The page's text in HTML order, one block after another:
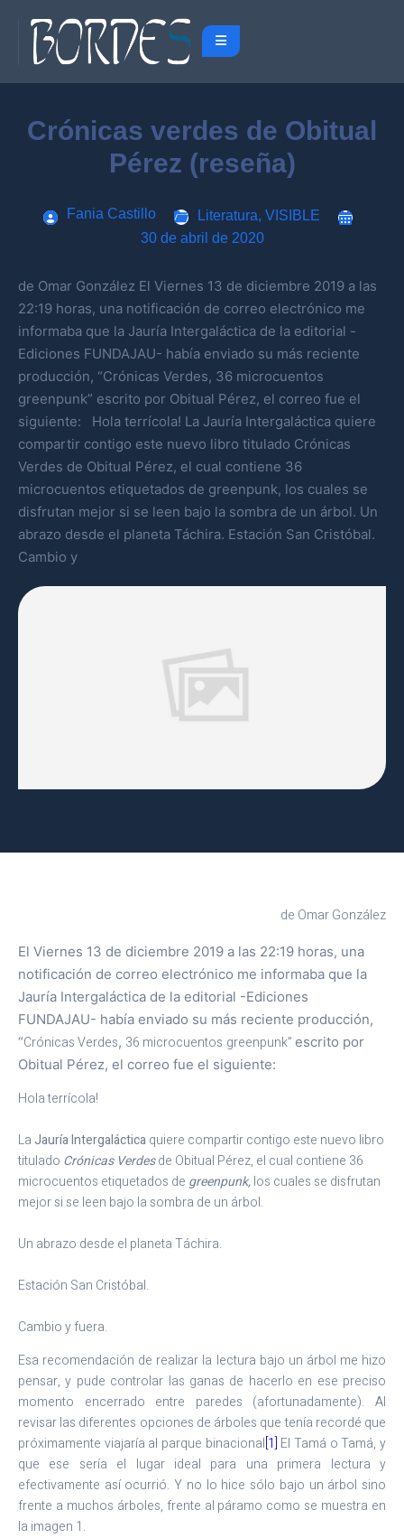
Crónicas verdes de Obitual
Pérez (reseña)
Fania Castillo Literatura, VISIBLE
30 de abril de 2020
de Omar González El Viernes 13 de diciembre 2019 a las
22:19 horas, una notificación de correo electrónico me
informaba que la Jauría Intergaláctica de la editorial -
Ediciones FUNDAJAU- había enviado su más reciente
producción, “Crónicas Verdes, 36 microcuentos
greenpunk” escrito por Obitual Pérez, el correo fue el
siguiente: Hola terrícola! La Jauría Intergaláctica quiere
compartir contigo este nuevo libro titulado Crónicas
Verdes de Obitual Pérez, el cual contiene 36
microcuentos etiquetados de greenpunk, los cuales se
disfrutan mejor si se leen bajo la sombra de un árbol. Un
abrazo desde el planeta Táchira. Estación San Cristóbal.
Cambio y
de Omar González
El Viernes 13 de diciembre 2019 a las 22:19 horas, una
notificación de correo electrónico me informaba que la
Jauría Intergaláctica de la editorial -Ediciones
FUNDAJAU- había enviado su más reciente producción,
“Crónicas Verdes, 36 microcuentos greenpunk” escrito por
Obitual Pérez, el correo fue el siguiente:
Hola terrícola!
La Jauría Intergaláctica quiere compartir contigo este nuevo libro
titulado Crónicas Verdes de Obitual Pérez, el cual contiene 36
microcuentos etiquetados de greenpunk, los cuales se disfrutan
mejor si se leen bajo la sombra de un árbol.
Un abrazo desde el planeta Táchira.
Estación San Cristóbal.
Cambio y fuera.
Esa recomendación de realizar la lectura bajo un árbol me hizo
pensar, y pude controlar las ganas de hacerlo en ese preciso
momento encerrado entre paredes (afortunadamente). Al
revisar las diferentes opciones de árboles que tenía recordé que
próximamente viajaría al parque binacional [1] El Tamá o Tamá, y
que ese sería el lugar ideal para una primera lectura y
efectivamente así ocurrió. Y no lo hice sólo bajo un árbol sino
frente a muchos árboles, frente al páramo como se muestra en
la imagen 1.